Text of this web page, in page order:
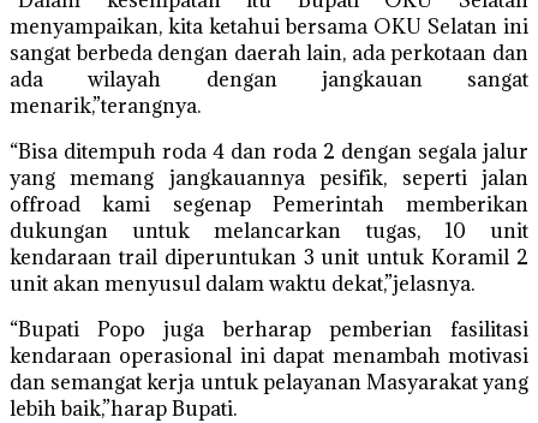
menyampaikan, kita ketahui bersama OKU Selatan ini
sangat berbeda dengan daerah lain, ada perkotaan dan
ada wilayah dengan jangkauan sangat
menarik,”terangnya.
“Bisa ditempuh roda 4 dan roda 2 dengan segala jalur
yang memang jangkauannya pesifik, seperti jalan
offroad kami segenap Pemerintah memberikan
dukungan untuk melancarkan tugas, 10 unit
kendaraan trail diperuntukan 3 unit untuk Koramil 2
unit akan menyusul dalam waktu dekat,”jelasnya.
“Bupati Popo juga berharap pemberian fasilitasi
kendaraan operasional ini dapat menambah motivasi
dan semangat kerja untuk pelayanan Masyarakat yang
lebih baik,”harap Bupati.